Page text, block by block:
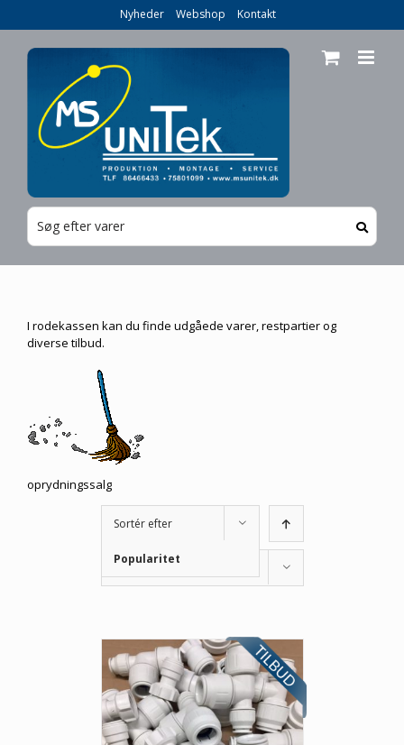
Nyheder Webshop Kontakt
I rodekassen kan du finde udgåede varer, restpartier og
diverse tilbud.
oprydningssalg
Sortér efter
Popularitet
Vis34 produkter